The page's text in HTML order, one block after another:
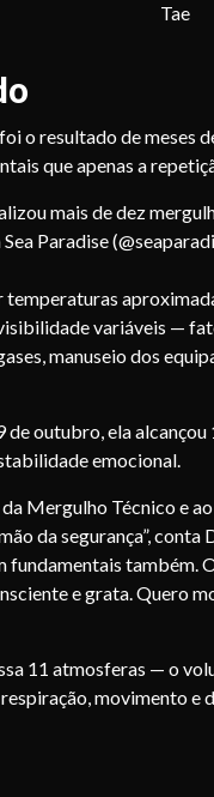
Tae
o resultado de meses
que apenas a
mais de dez
Paradise
variáveis —
manuseio dos
outubro, ela
emocional.
Mergulho Técnico e
da segurança”, conta
fundamentais também.
e grata. Quero
11 atmosferas — o
movimento e